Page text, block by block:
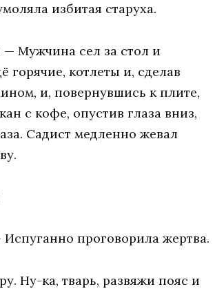
избитая старуха.
— Мужчина сел за стол и
горячие, котлеты и, сделав
и, повернувшись к плите,
с кофе, опустив глаза вниз,
Садист медленно жевал
проговорила жертва.
Ну-ка, тварь, развяжи пояс и